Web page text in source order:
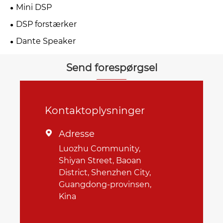
Mini DSP
DSP forstærker
Dante Speaker
Send forespørgsel
Kontaktoplysninger
 Adresse
Luozhu Community,
Shiyan Street, Baoan
District, Shenzhen City,
Guangdong-provinsen,
Kina